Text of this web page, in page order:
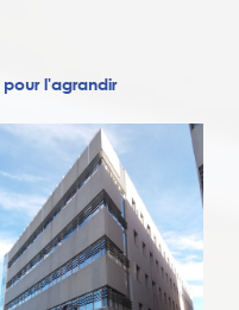
pour l'agrandir